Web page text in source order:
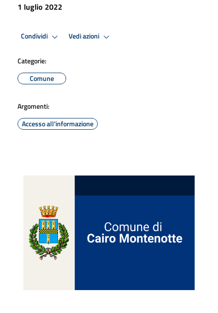
1 luglio 2022
Condividi Vedi azioni
Categorie:
Comune
Argomenti:
Accesso all'informazione